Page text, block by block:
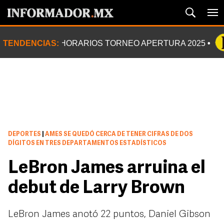
TENDENCIAS: HORARIOS TORNEO APERTURA 2025
DEPORTES
AMES SE QUEDÓ CERCA DE TENER CIFRAS DE DOS
DÍGITOS EN TRES DEPARTAMENTOS ESTADÍSTICOS
LeBron James arruina el
debut de Larry Brown
LeBron James anotó 22 puntos, Daniel Gibson